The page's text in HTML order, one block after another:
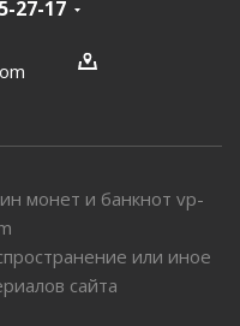
27-17
монет и банкнот vp-
или иное
сайта